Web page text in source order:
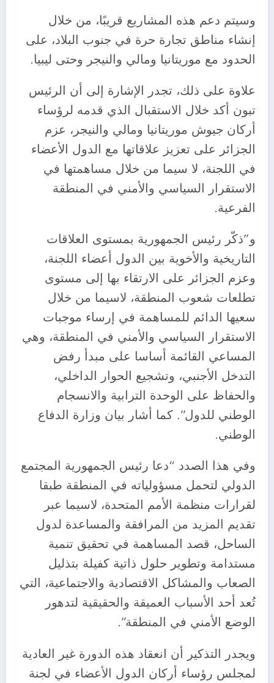
وسيتم دعم هذه المشاريع قريبًا، من خلال
إنشاء مناطق تجارة حرة في جنوب البلاد، على
الحدود مع موريتانيا ومالي والنيجر وحتى ليبيا.
علاوة على ذلك، تجدر الإشارة إلى أن الرئيس
تبون أكد خلال الاستقبال الذي قدمه لرؤساء
أركان جيوش موريتانيا ومالي والنيجر، عزم
الجزائر على تعزيز علاقاتها مع الدول الأعضاء
في اللجنة، لا سيما من خلال مساهمتها في
الاستقرار السياسي والأمني ​​في المنطقة
الفرعية.
و”ذكّر رئيس الجمهورية بمستوى العلاقات
التاريخية والأخوية بين الدول أعضاء اللجنة،
وعزم الجزائر على الارتقاء بها إلى مستوى
تطلعات شعوب المنطقة، لاسيما من خلال
سعيها الدائم للمساهمة في إرساء موجبات
الاستقرار السياسي والأمني في المنطقة، وهي
المساعي القائمة أساسا على مبدأ رفض
التدخل الأجنبي، وتشجيع الحوار الداخلي،
والحفاظ على الوحدة الترابية والانسجام
الوطني للدول”. كما أشار بيان وزارة الدفاع
الوطني.
وفي هذا الصدد “دعا رئيس الجمهورية المجتمع
الدولي لتحمل مسؤولياته في المنطقة طبقا
لقرارات منظمة الأمم المتحدة، لاسيما عبر
تقديم المزيد من المرافقة والمساعدة لدول
الساحل، قصد المساهمة في تحقيق تنمية
مستدامة وتطوير حلول ذاتية كفيلة بتذليل
الصعاب والمشاكل الاقتصادية والاجتماعية، التي
تُعد أحد الأسباب العميقة والحقيقية لتدهور
الوضع الأمني في المنطقة”.
ويجدر التذكير أن انعقاد هذه الدورة غير العادية
لمجلس رؤساء أركان الدول الأعضاء في لجنة